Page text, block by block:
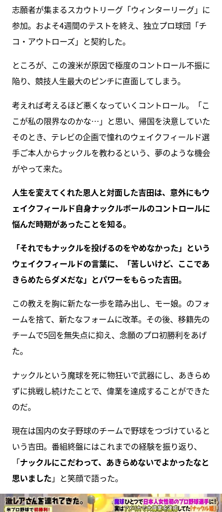
志願者が集まるスカウトリーグ「ウィンターリーグ」に
参加。およそ4週間のテストを終え、独立プロ球団「チ
コ・アウトローズ」と契約した。
ところが、この渡米が原因で極度のコントロール不振に
陥り、競技人生最大のピンチに直面してしまう。
考えれば考えるほど悪くなっていくコントロール。「こ
こが私の限界なのかな…」と思い、帰国を決意していた
そのとき、テレビの企画で憧れのウェイクフィールド選
手ご本人からナックルを教わるという、夢のような機会
がやって来た。
人生を変えてくれた恩人と対面した吉田は、意外にもウ
ェイクフィールド自身ナックルボールのコントロールに
悩んだ時期があったことを知る。
「それでもナックルを投げるのをやめなかった」という
ウェイクフィールドの言葉に、「苦しいけど、ここであ
きらめたらダメだな」とパワーをもらった吉田。
この教えを胸に新たな一歩を踏み出し、モー娘。のフォ
ームを捨て、新たなフォームに改革。その後、移籍先の
チームで5回を無失点に抑え、念願のプロ初勝利をあげ
た。
ナックルという魔球を死に物狂いで武器にし、あきらめ
ずに挑戦し続けたことで、偉業を達成することができた
のだ。
現在は国内の女子野球のチームで野球をつづけていると
いう吉田。番組終盤にはこれまでの経験を振り返り、
「ナックルにこだわって、あきらめないでよかったなと
思いました 」と笑顔で語った。